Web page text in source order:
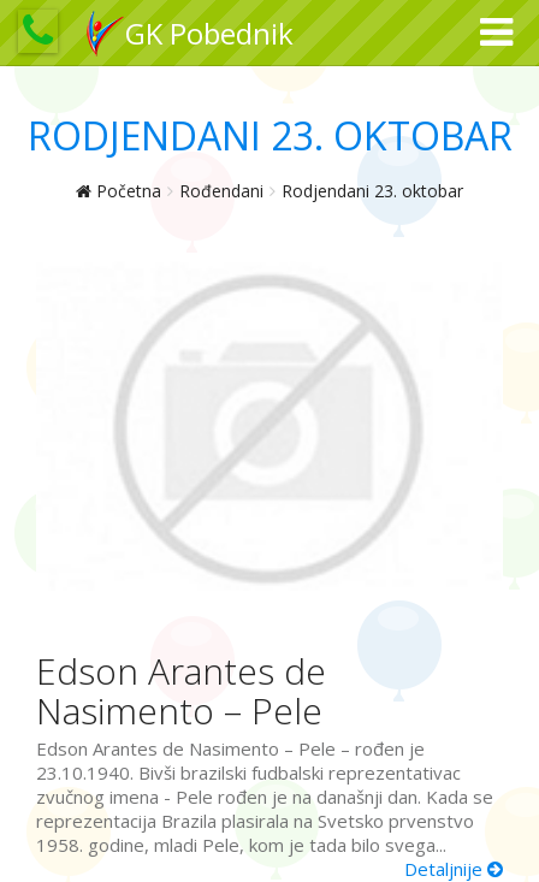
GK Pobednik
RODJENDANI 23. OKTOBAR
Početna Rođendani Rodjendani 23. oktobar
Edson Arantes de
Nasimento – Pele
Edson Arantes de Nasimento – Pele – rođen je
23.10.1940. Bivši brazilski fudbalski reprezentativac
zvučnog imena - Pele rođen je na današnji dan. Kada se
reprezentacija Brazila plasirala na Svetsko prvenstvo
1958. godine, mladi Pele, kom je tada bilo svega...
Detaljnije